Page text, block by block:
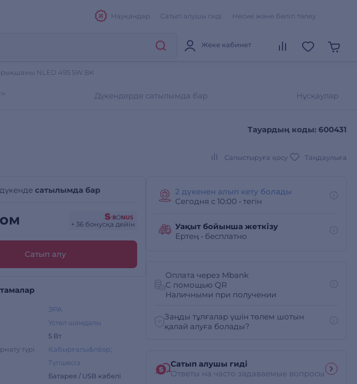
Науқандар Сатып алушы гиді Несие және бөліп төлеу
Жеке кабинет
NLED 495 5W BK
14 Дүкендерде сатылымда бар Нұсқаулар
Тауардың коды: 600431
Салыстыруға қосу Таңдаулыға
сатылымда бар
+ 36 бонусқа дейін
Сатып алу
ЭРА
Үстел шамдалы
5 Вт
түрі
Қабырғалы&nbsp;
Түпшесіз
Батарея / USB кабелі
2 дүкенен алып кету болады
Сегодня с 10:00 • тегін
Уақыт бойынша жеткізу
Ертең • бесплатно
Оплата через Mbank
С помощью QR
Наличными при получении
Заңды тұлғалар үшін төлем шотын
қалай алуға болады?
Сатып алушы гиді
Ответы на часто задаваемые вопросы